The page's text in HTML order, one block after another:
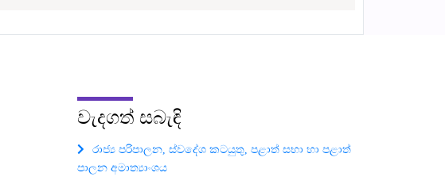
වැදගත් සබැඳි
රාජ්‍ය පරිපාලන, ස්වදේශ කටයුතු, පළාත් සභා හා පළාත්
පාලන අමාත්‍යාංශය